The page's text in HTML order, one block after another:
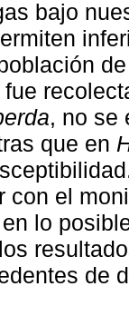
bajo
, no se
que en
con el
lo
de